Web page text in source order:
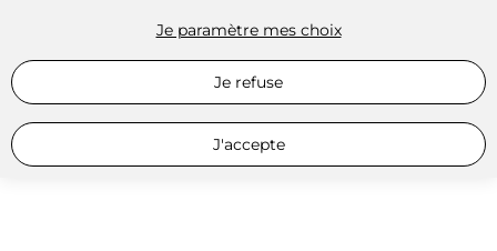
Je paramètre mes choix
Je refuse
J'accepte